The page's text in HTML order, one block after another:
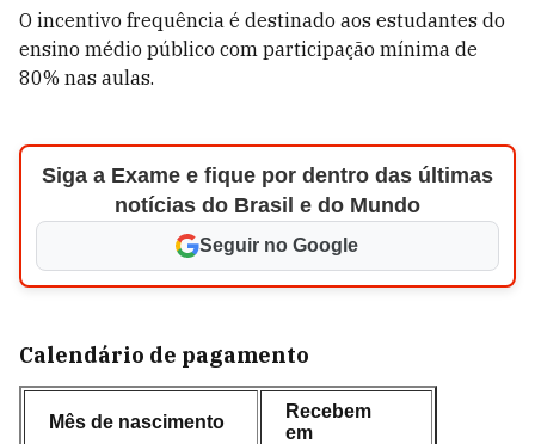
O incentivo frequência é destinado aos estudantes do
ensino médio público com participação mínima de
80% nas aulas.
Siga a Exame e fique por dentro das últimas
notícias do Brasil e do Mundo
Seguir no Google
Calendário de pagamento
Mês de nascimento
Recebem
em